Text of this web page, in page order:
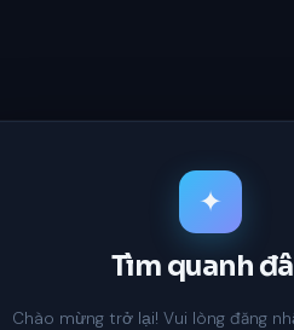
✦
Tìm quanh
Chào mừng trở lại! Vui lòng đăng